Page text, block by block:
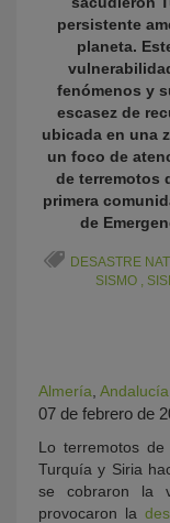
persistente
planeta.
fenómenos y
escasez de
ubicada en una
un foco de
de terremotos
primera
de
DESASTRE
SISMO,
Almería Andalucía
07 de febrero de
Lo terremotos
Turquía y Siria
se cobraron la
provocaron la